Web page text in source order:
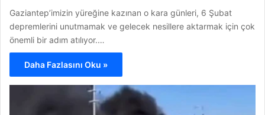
Gaziantep’imizin yüreğine kazınan o kara günleri, 6 Şubat
depremlerini unutmamak ve gelecek nesillere aktarmak için çok
önemli bir adım atılıyor.…
Daha Fazlasını Oku »